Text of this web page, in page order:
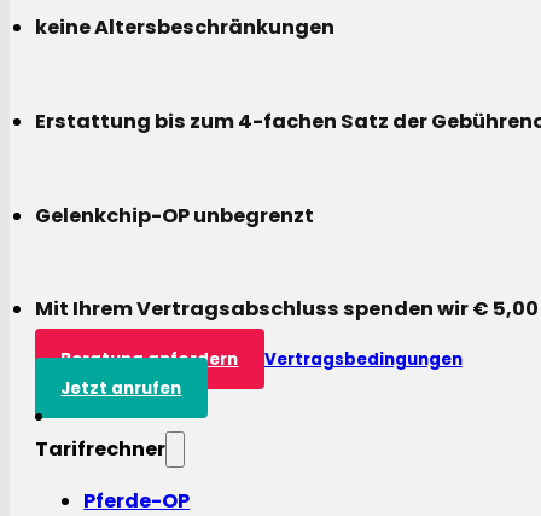
keine Altersbeschränkungen
Erstattung bis zum 4-fachen Satz der
Gelenkchip-OP unbegrenzt
Mit Ihrem Vertragsabschluss spenden wir €
Beratung anfordern
Vertragsbedingungen
Jetzt anrufen
Tarifrechner
Pferde-OP